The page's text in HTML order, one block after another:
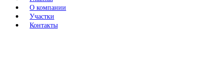
О компании
Участки
Контакты